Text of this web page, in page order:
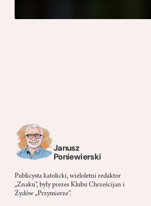
Janusz
Poniewierski
Publicysta katolicki, wieloletni redaktor
„Znaku”, były prezes Klubu Chrześcijan i
Żydów „Przymierze”.